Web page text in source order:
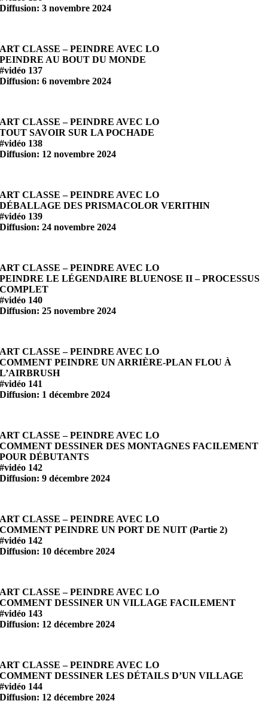
Diffusion: 3 novembre 2024
ART CLASSE – PEINDRE AVEC LO
PEINDRE AU BOUT DU MONDE
#vidéo 137
Diffusion: 6 novembre 2024
ART CLASSE – PEINDRE AVEC LO
TOUT SAVOIR SUR LA POCHADE
#vidéo 138
Diffusion: 12 novembre 2024
ART CLASSE – PEINDRE AVEC LO
DÉBALLAGE DES PRISMACOLOR VERITHIN
#vidéo 139
Diffusion: 24 novembre 2024
ART CLASSE – PEINDRE AVEC LO
PEINDRE LE LÉGENDAIRE BLUENOSE II – PROCESSUS
COMPLET
#vidéo 140
Diffusion: 25 novembre 2024
ART CLASSE – PEINDRE AVEC LO
COMMENT PEINDRE UN ARRIÈRE-PLAN FLOU À
L’AIRBRUSH
#vidéo 141
Diffusion: 1 décembre 2024
ART CLASSE – PEINDRE AVEC LO
COMMENT DESSINER DES MONTAGNES FACILEMENT
POUR DÉBUTANTS
#vidéo 142
Diffusion: 9 décembre 2024
ART CLASSE – PEINDRE AVEC LO
COMMENT PEINDRE UN PORT DE NUIT (Partie 2)
#vidéo 142
Diffusion: 10 décembre 2024
ART CLASSE – PEINDRE AVEC LO
COMMENT DESSINER UN VILLAGE FACILEMENT
#vidéo 143
Diffusion: 12 décembre 2024
ART CLASSE – PEINDRE AVEC LO
COMMENT DESSINER LES DÉTAILS D’UN VILLAGE
#vidéo 144
Diffusion: 12 décembre 2024